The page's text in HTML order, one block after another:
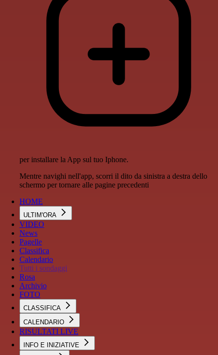
per installare la App sul tuo Iphone.
Mentre navighi nell'app, scorri il dito da sinistra a destra dello
schermo per tornare alle pagine precedenti
HOME
ULTIM'ORA
VIDEO
News
Pagelle
Classifica
Calendario
Tutti i sondaggi
Rosa
Archivio
FOTO
CLASSIFICA
CALENDARIO
RISULTATI LIVE
INFO E INIZIATIVE